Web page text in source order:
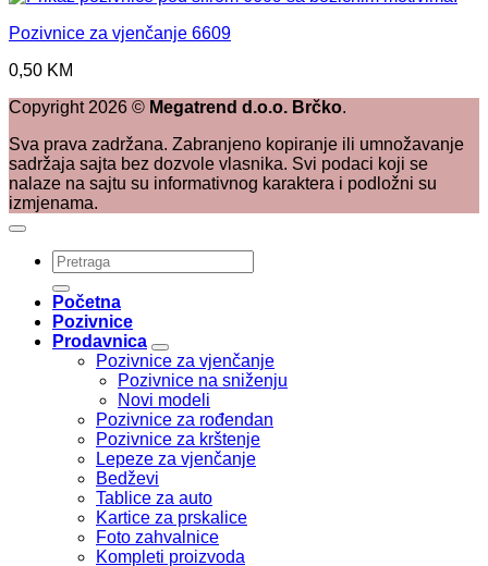
Pozivnice za vjenčanje 6609
0,50 KM
Copyright 2026 © Megatrend d.o.o. Brčko.
Sva prava zadržana. Zabranjeno kopiranje ili umnožavanje
sadržaja sajta bez dozvole vlasnika. Svi podaci koji se
nalaze na sajtu su informativnog karaktera i podložni su
izmjenama.
Pretraži:
Početna
Pozivnice
Prodavnica
Pozivnice za vjenčanje
Pozivnice na sniženju
Novi modeli
Pozivnice za rođendan
Pozivnice za krštenje
Lepeze za vjenčanje
Bedževi
Tablice za auto
Kartice za prskalice
Foto zahvalnice
Kompleti proizvoda